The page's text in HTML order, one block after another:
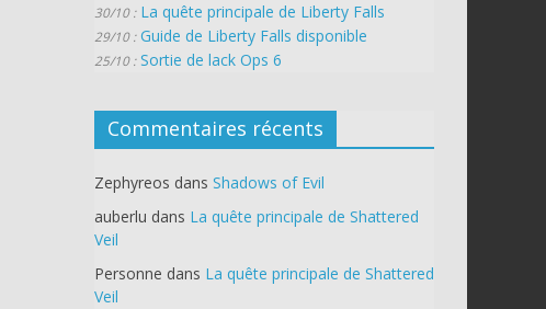
30/10 : La quête principale de Liberty Falls
29/10 : Guide de Liberty Falls disponible
25/10 : Sortie de lack Ops 6
Commentaires récents
Zephyreos dans Shadows of Evil
auberlu dans La quête principale de Shattered
Veil
Personne dans La quête principale de Shattered
Veil